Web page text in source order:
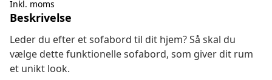
Inkl. moms
Beskrivelse
Leder du efter et sofabord til dit hjem? Så skal du
vælge dette funktionelle sofabord, som giver dit rum
et unikt look.